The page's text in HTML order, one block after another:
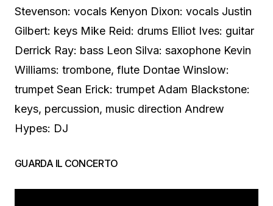
Stevenson: vocals Kenyon Dixon: vocals Justin
Gilbert: keys Mike Reid: drums Elliot Ives: guitar
Derrick Ray: bass Leon Silva: saxophone Kevin
Williams: trombone, flute Dontae Winslow:
trumpet Sean Erick: trumpet Adam Blackstone:
keys, percussion, music direction Andrew
Hypes: DJ
GUARDA IL CONCERTO